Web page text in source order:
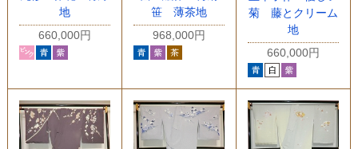
地
660,000円
笹 薄茶地
968,000円
菊 藤とクリーム
地
660,000円